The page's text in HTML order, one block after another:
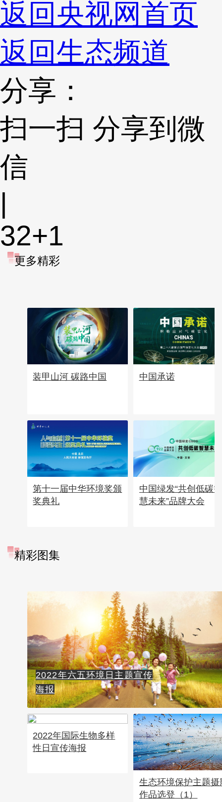
返回央视网首页
返回生态频道
分享：
扫一扫 分享到微
信
|
32+1
更多精彩
装甲山河 碳路中国 中国承诺
第十一届中华环境奖颁
奖典礼
中国绿发“共创低碳智
慧未来”品牌大会
精彩图集
2022年六五环境日主题宣传
海报
2022年国际生物多样
性日宣传海报
生态环境保护主题摄
作品选登（1）